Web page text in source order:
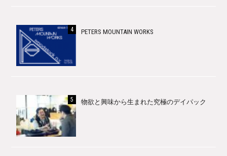
PETERS MOUNTAIN WORKS
物欲と興味から生まれた究極のデイパック